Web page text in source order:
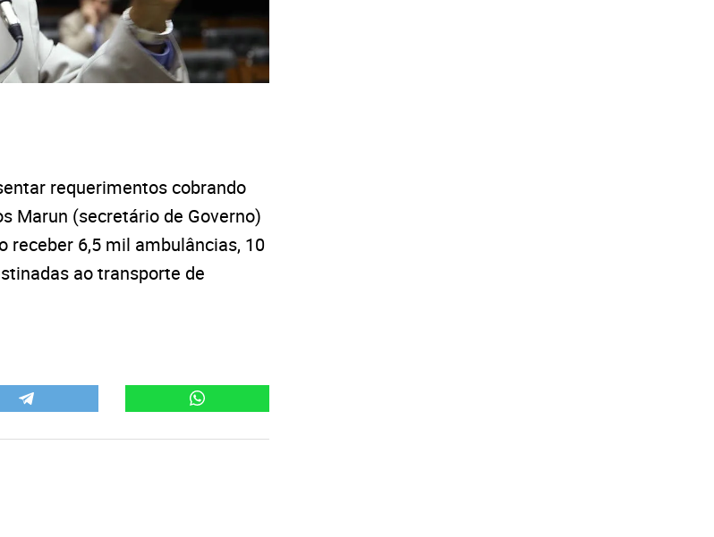
requerimentos cobrando
Marun (secretário de Governo)
receber 6,5 mil ambulâncias, 10
ao transporte de